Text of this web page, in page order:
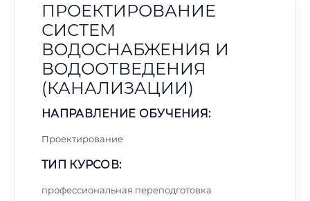
ПРОЕКТИРОВАНИЕ
СИСТЕМ
ВОДОСНАБЖЕНИЯ И
ВОДООТВЕДЕНИЯ
(КАНАЛИЗАЦИИ)
НАПРАВЛЕНИЕ ОБУЧЕНИЯ:
Проектирование
ТИП КУРСОВ:
профессиональная переподготовка